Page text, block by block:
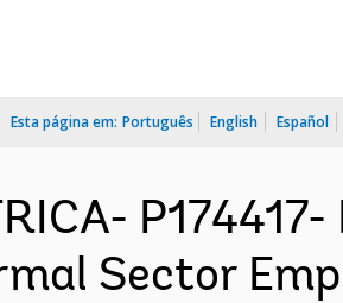
Esta página em: Português English Español
P174417-
Sector